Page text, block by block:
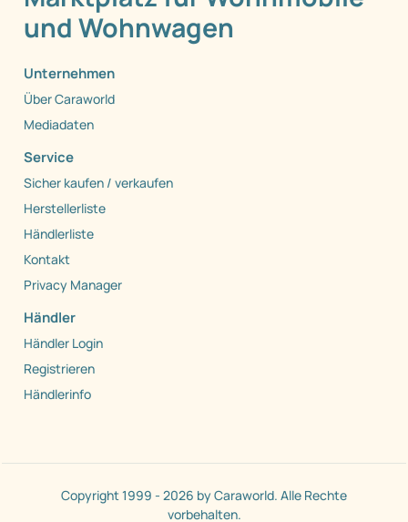
und Wohnwagen
Unternehmen
Über Caraworld
Mediadaten
Service
Sicher kaufen / verkaufen
Herstellerliste
Händlerliste
Kontakt
Privacy Manager
Händler
Händler Login
Registrieren
Händlerinfo
Copyright 1999 - 2026 by Caraworld. Alle Rechte
vorbehalten.